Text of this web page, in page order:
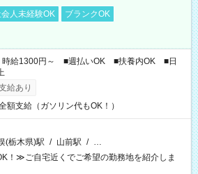
人未経験OK
ブランクOK
時給1300円～ ■週払いOK ■扶養内OK ■日
給あり
額支給（ガソリン代もOK！）
(栃木県)駅 / 山前駅 / …
！≫ご自宅近くでご希望の勤務地を紹介しま